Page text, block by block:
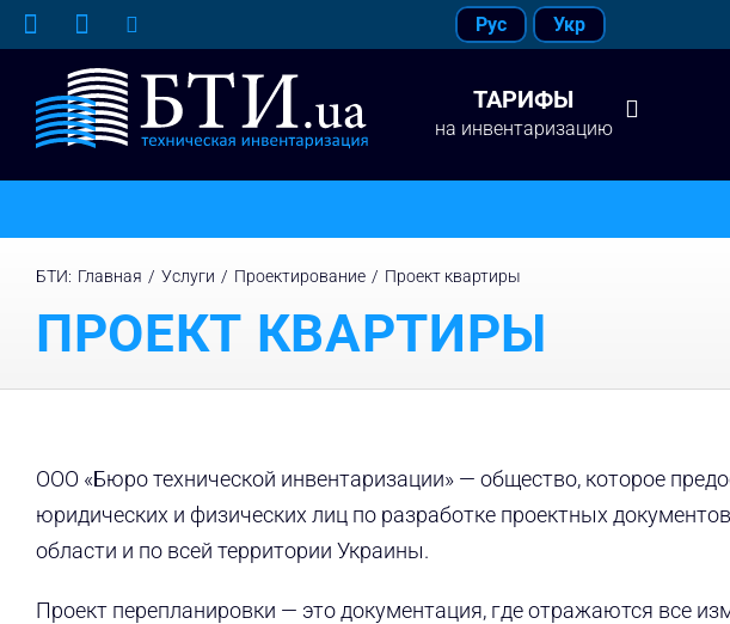
Skip
to
content
Рус Укр
ТАРИФЫ
на инвентаризацию
БТИ: Главная / Услуги / Проектирование / Проект квартиры
ПРОЕКТ КВАРТИРЫ
ООО «Бюро технической инвентаризации» — общество, которое
юридических и физических лиц по разработке проектных
области и по всей территории Украины.
Проект перепланировки — это документация, где отражаются все